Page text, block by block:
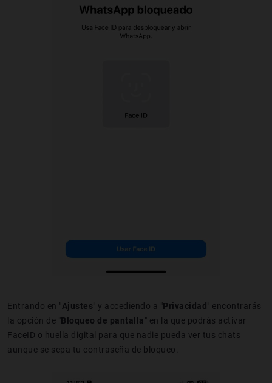
Entrando en " Ajustes" y accediendo a "Privacidad " encontrarás
la opción de "Bloqueo de pantalla" en la que podrás activar
FaceID o huella digital para que nadie pueda ver tus chats
aunque se sepa tu contraseña de bloqueo.